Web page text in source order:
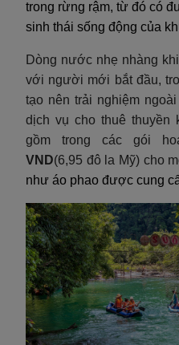
trong rừng rậm, từ đó có
sinh thái sống động của
Dòng nước nhẹ nhàng
với người mới bắt đầu,
tạo nên trải nghiệm
dịch vụ cho thuê thuyền
gồm trong các gói
VND(6,95 đô la Mỹ) cho
như áo phao được cung